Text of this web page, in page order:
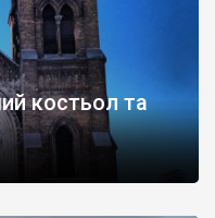
костьол та